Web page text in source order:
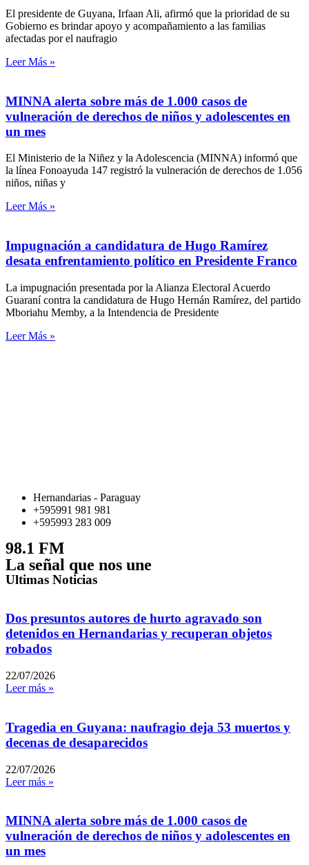
El presidente de Guyana, Irfaan Ali, afirmó que la prioridad de su
Gobierno es brindar apoyo y acompañamiento a las familias
afectadas por el naufragio
Leer Más »
MINNA alerta sobre más de 1.000 casos de
vulneración de derechos de niños y adolescentes en
un mes
El Ministerio de la Niñez y la Adolescencia (MINNA) informó que
la línea Fonoayuda 147 registró la vulneración de derechos de 1.056
niños, niñas y
Leer Más »
Impugnación a candidatura de Hugo Ramírez
desata enfrentamiento político en Presidente Franco
La impugnación presentada por la Alianza Electoral Acuerdo
Guaraní contra la candidatura de Hugo Hernán Ramírez, del partido
Mboriahu Memby, a la Intendencia de Presidente
Leer Más »
Hernandarias - Paraguay
+595991 981 981
+595993 283 009
98.1 FM
La señal que nos une
Ultimas Noticias
Dos presuntos autores de hurto agravado son
detenidos en Hernandarias y recuperan objetos
robados
22/07/2026
Leer más »
Tragedia en Guyana: naufragio deja 53 muertos y
decenas de desaparecidos
22/07/2026
Leer más »
MINNA alerta sobre más de 1.000 casos de
vulneración de derechos de niños y adolescentes en
un mes